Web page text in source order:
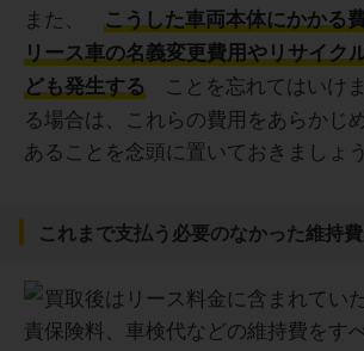
また、
こうした車両本体にかかる
リース車の名義変更費用やリサイク
ども発生する
ことを忘れてはいけ
る場合は、これらの費用をあらかじ
あることを念頭に置いておきましょう
これまで支払う必要のなかった維持